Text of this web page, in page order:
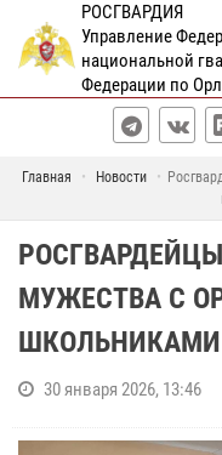
РОСГВАРДИЯ
Управление
национальной
Федерации по
Главная Новости
МУЖЕСТВА С
ШКОЛЬНИКАМИ
30 января 2026, 13:46